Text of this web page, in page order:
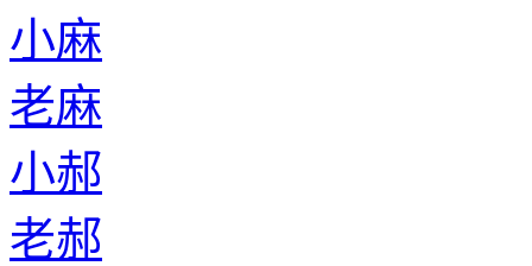
小麻
老麻
小郝
老郝